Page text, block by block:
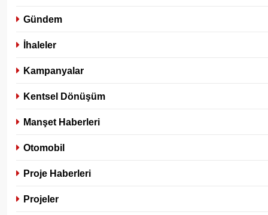
Gündem
İhaleler
Kampanyalar
Kentsel Dönüşüm
Manşet Haberleri
Otomobil
Proje Haberleri
Projeler